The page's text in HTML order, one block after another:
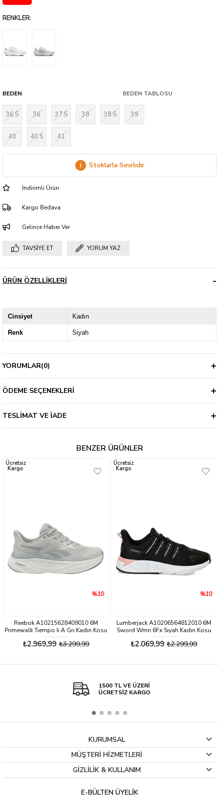
RENKLER:
BEDEN BEDEN TABLOSU
36.5 36 37.5 38 38.5 39
40 40.5 41
i Stoklarla Sınırlıdır
İndirimli Ürün
Kargo Bedava
Gelince Haber Ver
TAVSIYE ET YORUM YAZ
ÜRÜN ÖZELLIKLERI
Cinsiyet Kadın
Renk Siyah
YORUMLAR(0)
ÖDEME SEÇENEKLERI
TESLIMAT VE İADE
BENZER ÜRÜNLER
Reebok A10215628409010 6M
Prımewalk Tıempo Iı A Grı Kadın Kosu
Ayakkabısı
₺2.969,99 ₺3.299,99
%10
Ücretsiz
Kargo
Lumberjack A10206564812010 6M
Sword Wmn 6Fx Sıyah Kadın Kosu
Ayakkabısı
₺2.069,99 ₺2.299,99
%10
Ücretsiz
Kargo
1500 TL VE ÜZERİ
ÜCRETSİZ KARGO
KURUMSAL
MÜŞTERİ HİZMETLERİ
GİZLİLİK & KULLANIM
E-BÜLTEN ÜYELİK